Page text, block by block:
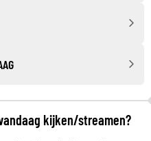
kijken/streamen?